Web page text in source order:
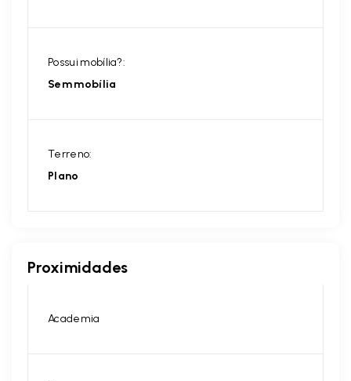
Possui mobília?:
Sem mobília
Terreno:
Plano
Proximidades
Academia